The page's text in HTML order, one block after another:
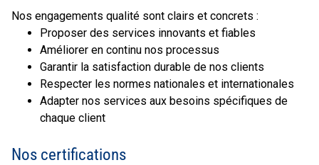
Nos engagements qualité sont clairs et concrets :
Proposer des services innovants et fiables
Améliorer en continu nos processus
Garantir la satisfaction durable de nos clients
Respecter les normes nationales et internationales
Adapter nos services aux besoins spécifiques de
chaque client
Nos certifications